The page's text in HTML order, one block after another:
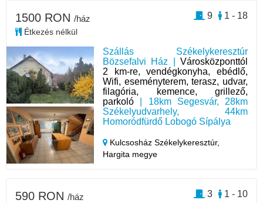
Szállás Székelykeresztúr
Bözsefalvi Ház | Városközponttól
2 km-re, vendégkonyha, ebédlő,
Wifi, eseményterem, terasz, udvar,
filagória, kemence, grillező,
parkoló | 18km Segesvár, 28km
Székelyudvarhely, 44km
Homoródfürdő Lobogó Sípálya
Kulcsosház Székelykeresztúr,
Hargita megye
1500 RON /ház
Étkezés nélkül
1 - 18
9
590 RON /ház 1 - 10
3